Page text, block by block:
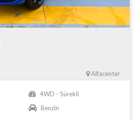
Alfacenter
4WD - Sürekli
Benzin